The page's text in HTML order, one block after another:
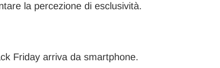
la percezione di esclusività.
Friday arriva da smartphone.